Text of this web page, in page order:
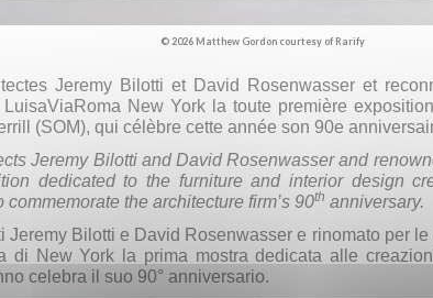
© 2026 Matthew Gordon courtesy of Rarify
Jeremy Bilotti et David Rosenwasser et
New York la toute première
(SOM), qui célèbre cette année son 90e
Jeremy Bilotti and David Rosenwasser and
dedicated to the furniture and interior design
the architecture firm’s 90th anniversary.
Jeremy Bilotti e David Rosenwasser e rinomato per
di New York la prima mostra dedicata alle
celebra il suo 90° anniversario.